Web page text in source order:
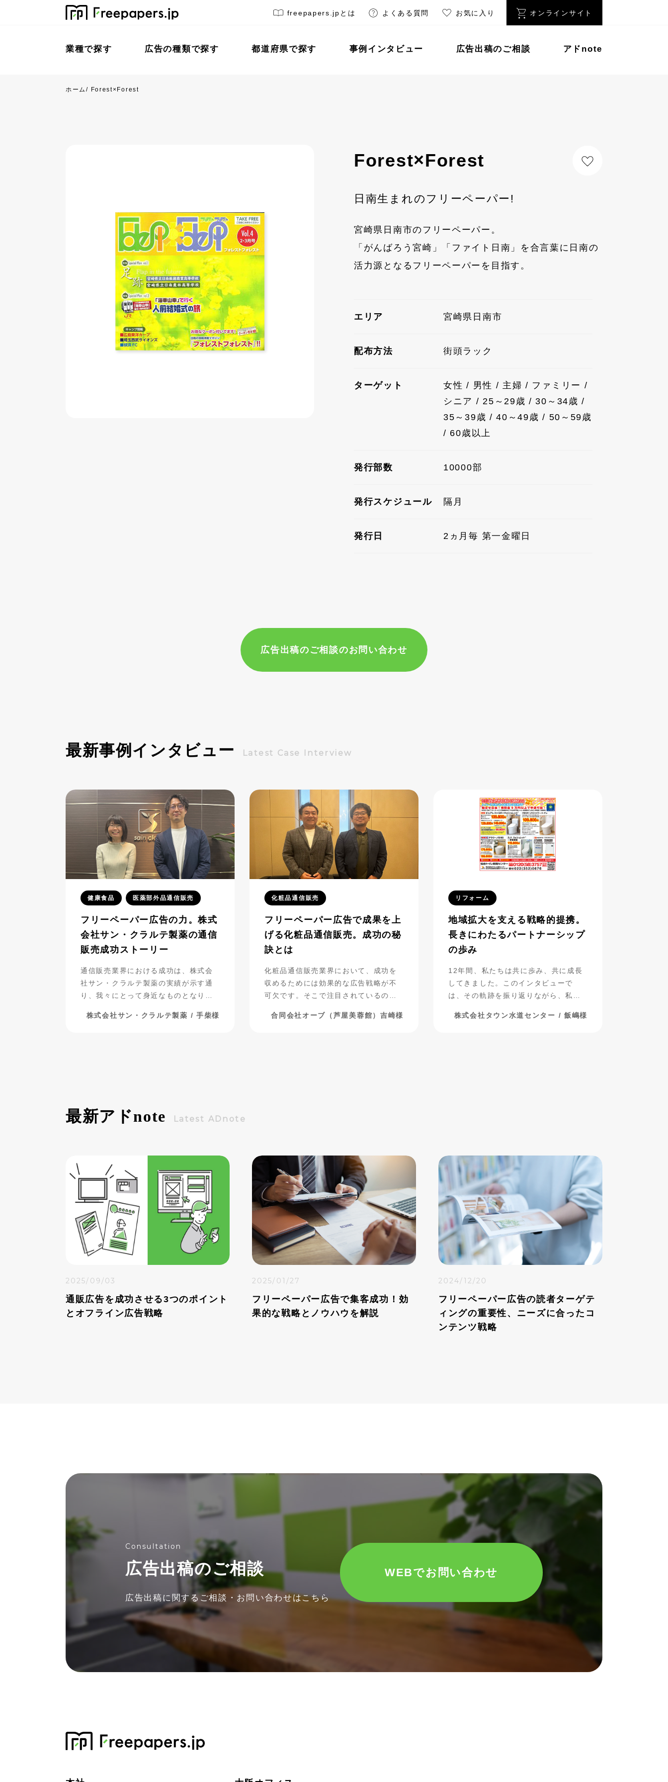
freepapers.jpとは よくある質問 お気に入り オンラインサイト
業種で探す 広告の種類で探す 都道府県で探す 事例インタビュー 広告出稿のご相談 アドnote
ホーム/ Forest×Forest
Forest×Forest
日南生まれのフリーペーパー!
宮崎県日南市のフリーペーパー。
「がんばろう宮崎」「ファイト日南」を合言葉に日南の
活力源となるフリーペーパーを目指す。
エリア 宮崎県日南市
配布方法 街頭ラック
ターゲット
女性 / 男性 / 主婦 / ファミリー /
シニア / 25～29歳 / 30～34歳 /
35～39歳 / 40～49歳 / 50～59歳
/ 60歳以上
発行部数 10000部
発行スケジュール 隔月
発行日 2ヵ月毎 第一金曜日
広告出稿のご相談のお問い合わせ
最新事例インタビュー Latest Case Interview
健康食品 医薬部外品通信販売
フリーペーパー広告の力。株式
会社サン・クラルテ製薬の通信
販売成功ストーリー
通信販売業界における成功は、株式会
社サン・クラルテ製薬の実績が示す通
り、我々にとって身近なものとなりつ
告を活用し、事業を発展させてきた過
株式会社サン・クラルテ製薬 / 手柴様
化粧品通信販売
フリーペーパー広告で成果を上
げる化粧品通信販売。成功の秘
訣とは
化粧品通信販売業界において、成功を
収めるためには効果的な広告戦略が不
可欠です。そこで注目されているの
合同会社オーブ（芦屋美蓉館様）は、
合同会社オーブ（芦屋美蓉館）吉崎様
リフォーム
地域拡大を支える戦略的提携。
長きにわたるパートナーシップ
の歩み
12年間、私たちは共に歩み、共に成長
してきました。このインタビューで
は、その軌跡を振り返りながら、私た
いきたいと思います。
株式会社タウン水道センター / 飯嶋様
最新アドnote Latest ADnote
2025/09/03
通販広告を成功させる3つのポイント
とオフライン広告戦略
2025/01/27
フリーペーパー広告で集客成功！効
果的な戦略とノウハウを解説
2024/12/20
フリーペーパー広告の読者ターゲテ
ィングの重要性、ニーズに合ったコ
ンテンツ戦略
Consultation
広告出稿のご相談
広告出稿に関する ご相談・お問い合わせはこちら
WEBでお問い合わせ